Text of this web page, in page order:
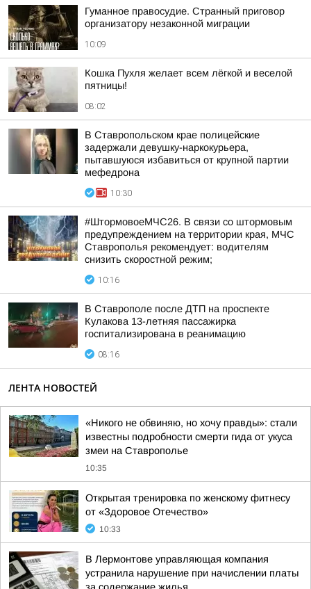
Гуманное правосудие. Странный приговор
организатору незаконной миграции
10:09
Кошка Пухля желает всем лёгкой и веселой
пятницы!
08:02
В Ставропольском крае полицейские
задержали девушку-наркокурьера,
пытавшуюся избавиться от крупной партии
мефедрона
10:30
#ШтормовоеМЧС26. В связи со штормовым
предупреждением на территории края, МЧС
Ставрополья рекомендует: водителям
снизить скоростной режим;
10:16
В Ставрополе после ДТП на проспекте
Кулакова 13-летняя пассажирка
госпитализирована в реанимацию
08:16
ЛЕНТА НОВОСТЕЙ
«Никого не обвиняю, но хочу правды»: стали
известны подробности смерти гида от укуса
змеи на Ставрополье
10:35
Открытая тренировка по женскому фитнесу
от «Здоровое Отечество»
10:33
В Лермонтове управляющая компания
устранила нарушение при начислении платы